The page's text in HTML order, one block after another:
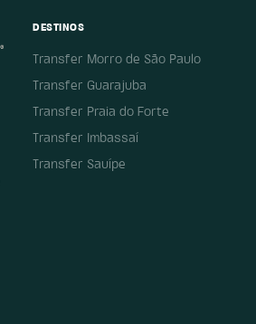
DESTINOS
Transfer Morro de São Paulo
Transfer Guarajuba
Transfer Praia do Forte
Transfer Imbassaí
Transfer Sauípe